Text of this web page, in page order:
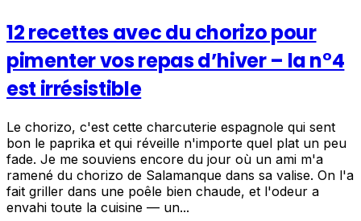
12 recettes avec du chorizo pour
pimenter vos repas d’hiver – la n°4
est irrésistible
Le chorizo, c'est cette charcuterie espagnole qui sent
bon le paprika et qui réveille n'importe quel plat un peu
fade. Je me souviens encore du jour où un ami m'a
ramené du chorizo de Salamanque dans sa valise. On l'a
fait griller dans une poêle bien chaude, et l'odeur a
envahi toute la cuisine — un...